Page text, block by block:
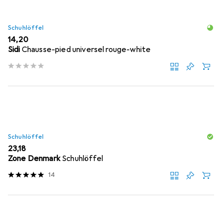
Schuhlöffel
EUR
14,20
Sidi Chausse-pied universel rouge-white
Schuhlöffel
EUR
23,18
Zone Denmark Schuhlöffel
14